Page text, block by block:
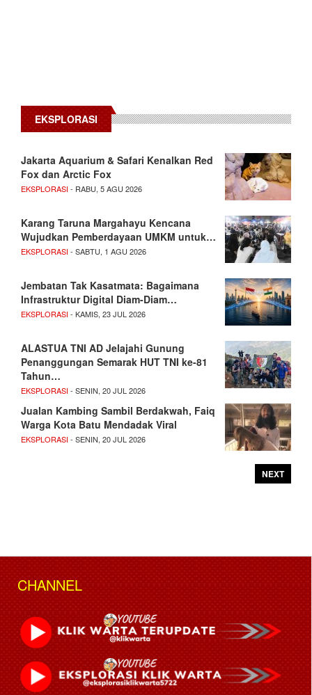
EKSPLORASI
Jakarta Aquarium & Safari Kenalkan Red
Fox dan Arctic Fox
EKSPLORASI- RABU, 5 AGU 2026
Karang Taruna Margahayu Kencana
Wujudkan Pemberdayaan UMKM untuk…
EKSPLORASI- SABTU, 1 AGU 2026
Jembatan Tak Kasatmata: Bagaimana
Infrastruktur Digital Diam-Diam…
EKSPLORASI- KAMIS, 23 JUL 2026
ALASTUA TNI AD Jelajahi Gunung
Penanggungan Semarak HUT TNI ke-81
Tahun…
EKSPLORASI- SENIN, 20 JUL 2026
Jualan Kambing Sambil Berdakwah, Faiq
Warga Kota Batu Mendadak Viral
EKSPLORASI- SENIN, 20 JUL 2026
NEXT
CHANNEL